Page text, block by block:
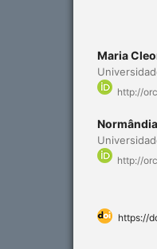
Maria
http://
http://
https://